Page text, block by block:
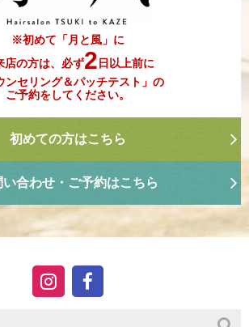
※初めて「月と風」に
店の方は、必ず2 日以上前に
ンセリング＆パッチテスト」の
ご予約をしてください。
初めての方はこちら
い合わせ・ご予約はこちら